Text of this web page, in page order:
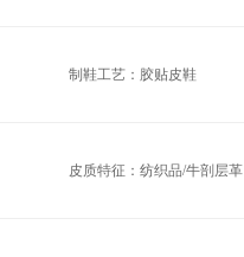
制鞋工艺：胶贴皮鞋
皮质特征：纺织品/牛剖层革